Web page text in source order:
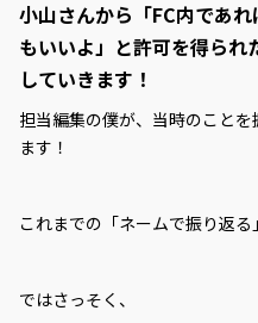
小山さんから「FC内であ
もいいよ」と許可を得られ
していきます！
担当編集の僕が、当時のこと
ます！
これまでの「ネームで振り返る
ではさっそく、